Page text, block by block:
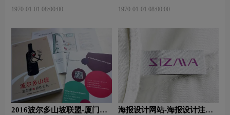
用？
1970-01-01 08:00:00 1970-01-01 08:00:00
2016波尔多山坡联盟-厦门大
海报设计网站-海报设计注意